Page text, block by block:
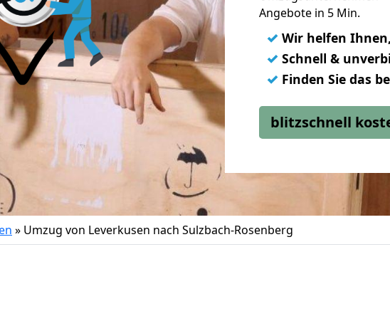
Angebote in 5 Min.
✓ Wir helfen
✓ Schnell &
✓ Finden Sie das
blitzschnell
» Umzug von Leverkusen nach Sulzbach-Rosenberg